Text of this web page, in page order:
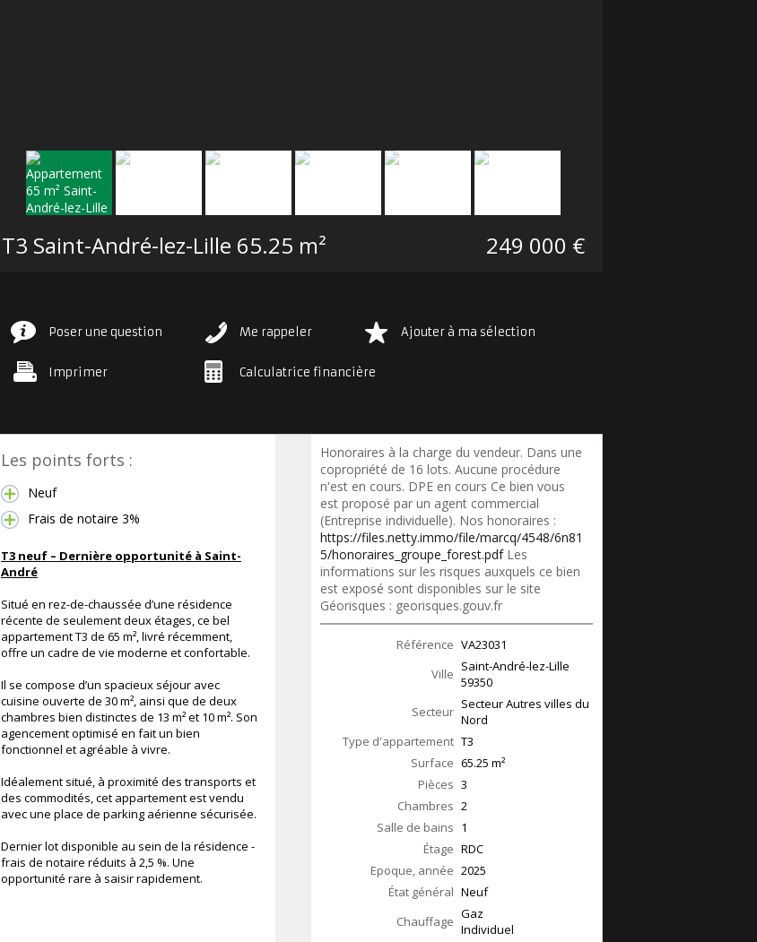
T3 Saint-André-lez-Lille 65.25 m² 249 000 €
Poser une question Me rappeler Ajouter à ma sélection
Imprimer Calculatrice financière
Les points forts :
Neuf
Frais de notaire 3%
T3 neuf – Dernière opportunité à Saint-
André
Situé en rez-de-chaussée d’une résidence
récente de seulement deux étages, ce bel
appartement T3 de 65 m², livré récemment,
offre un cadre de vie moderne et confortable.
Il se compose d’un spacieux séjour avec
cuisine ouverte de 30 m², ainsi que de deux
chambres bien distinctes de 13 m² et 10 m². Son
agencement optimisé en fait un bien
fonctionnel et agréable à vivre.
Idéalement situé, à proximité des transports et
des commodités, cet appartement est vendu
avec une place de parking aérienne sécurisée.
Dernier lot disponible au sein de la résidence -
frais de notaire réduits à 2,5 %. Une
opportunité rare à saisir rapidement.
Honoraires à la charge du vendeur. Dans une
copropriété de 16 lots. Aucune procédure
n'est en cours. DPE en cours Ce bien vous
est proposé par un agent commercial
(Entreprise individuelle). Nos honoraires :
https://files.netty.immo/file/marcq/4548/6n81
5/honoraires_groupe_forest.pdfLes
informations sur les risques auxquels ce bien
est exposé sont disponibles sur le site
Géorisques : georisques.gouv.fr
Référence VA23031
Ville Saint-André-lez-Lille
59350
Secteur Secteur Autres villes du
Nord
Type d'appartement T3
Surface 65.25 m²
Pièces 3
Chambres 2
Salle de bains 1
Étage RDC
Epoque, année 2025
État général Neuf
Chauffage Gaz
Individuel